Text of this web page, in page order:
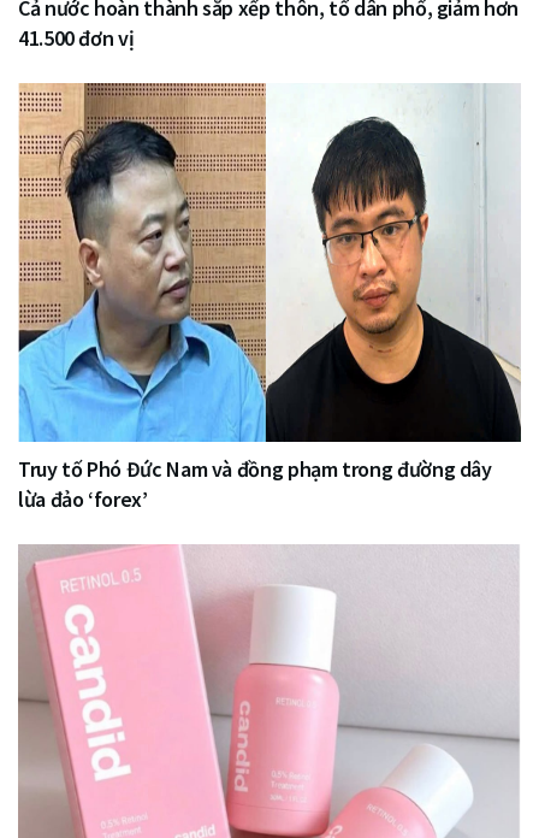
Cả nước hoàn thành sắp xếp thôn, tổ dân phố, giảm hơn
41.500 đơn vị
Truy tố Phó Đức Nam và đồng phạm trong đường dây
lừa đảo ‘forex’